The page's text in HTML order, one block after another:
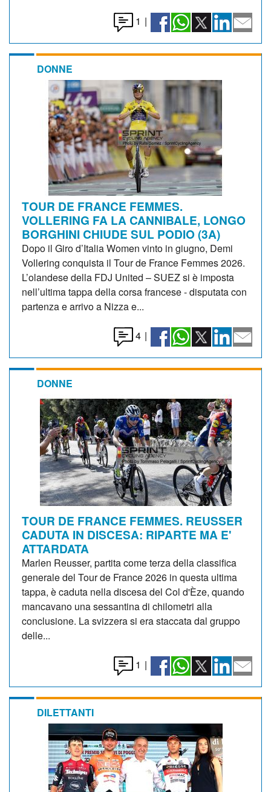
1 |
DONNE
TOUR DE FRANCE FEMMES.
VOLLERING FA LA CANNIBALE, LONGO
BORGHINI CHIUDE SUL PODIO (3A)
Dopo il Giro d’Italia Women vinto in giugno, Demi
Vollering conquista il Tour de France Femmes 2026.
L’olandese della FDJ United – SUEZ si è imposta
nell’ultima tappa della corsa francese - disputata con
partenza e arrivo a Nizza e...
4 |
DONNE
TOUR DE FRANCE FEMMES. REUSSER
CADUTA IN DISCESA: RIPARTE MA E'
ATTARDATA
Marlen Reusser, partita come terza della classifica
generale del Tour de France 2026 in questa ultima
tappa, è caduta nella discesa del Col d'Èze, quando
mancavano una sessantina di chilometri alla
conclusione. La svizzera si era staccata dal gruppo
delle...
1 |
DILETTANTI